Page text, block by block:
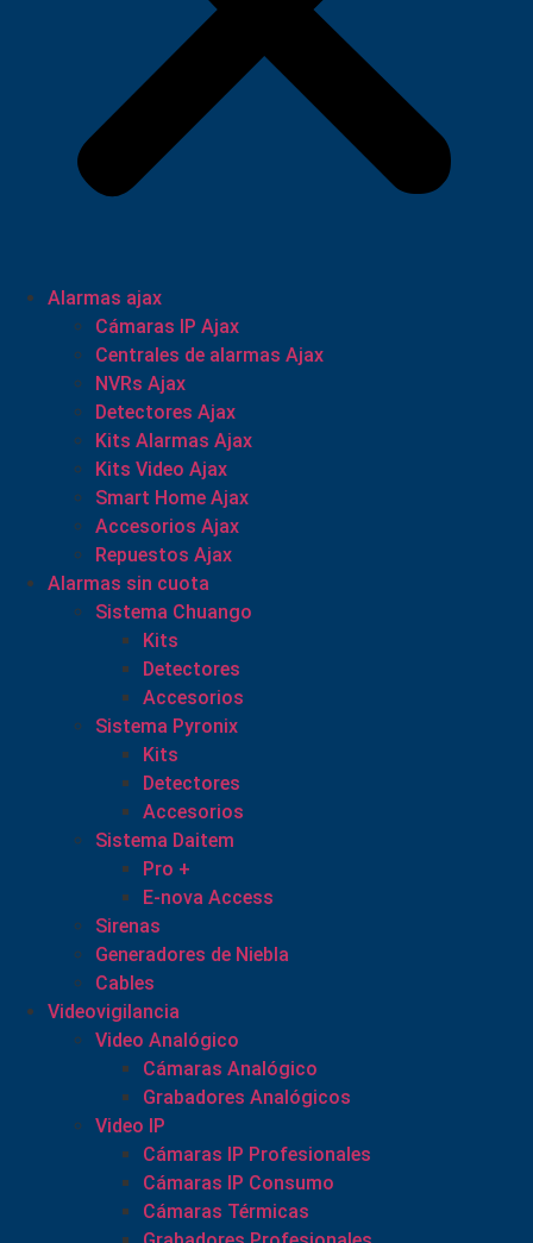
Alarmas ajax
Cámaras IP Ajax
Centrales de alarmas Ajax
NVRs Ajax
Detectores Ajax
Kits Alarmas Ajax
Kits Video Ajax
Smart Home Ajax
Accesorios Ajax
Repuestos Ajax
Alarmas sin cuota
Sistema Chuango
Kits
Detectores
Accesorios
Sistema Pyronix
Kits
Detectores
Accesorios
Sistema Daitem
Pro +
E-nova Access
Sirenas
Generadores de Niebla
Cables
Videovigilancia
Video Analógico
Cámaras Analógico
Grabadores Analógicos
Video IP
Cámaras IP Profesionales
Cámaras IP Consumo
Cámaras Térmicas